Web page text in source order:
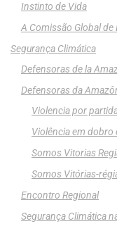
Instinto de Vida
A Comissão Global
Segurança Climática
Defensoras de la
Defensoras da
Violencia por
Violência em dobro
Somos Vitorias
Somos Vitórias-
Encontro Regional
Segurança Climática